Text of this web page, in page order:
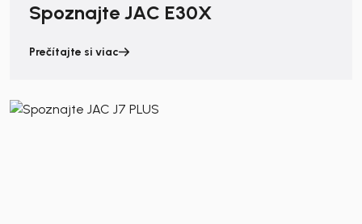
Spoznajte JAC E30X
Prečítajte si viac